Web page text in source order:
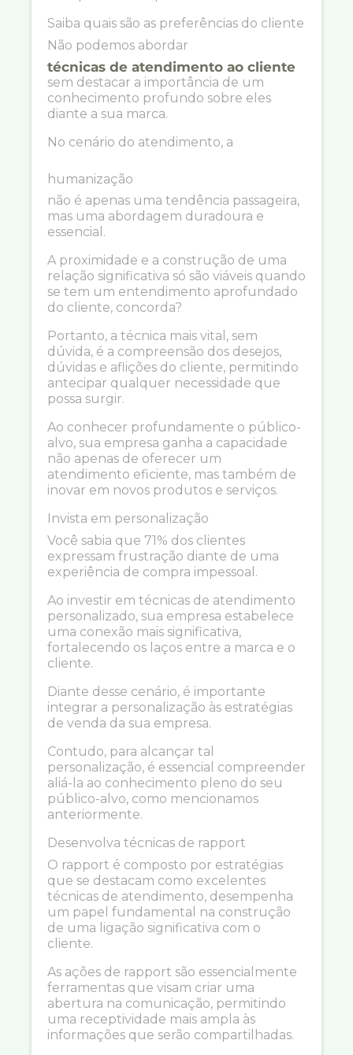
Saiba quais são as preferências do cliente
Não podemos abordar
técnicas de atendimento ao cliente
sem destacar a importância de um
conhecimento profundo sobre eles
diante a sua marca.
No cenário do atendimento, a
humanização
não é apenas uma tendência passageira,
mas uma abordagem duradoura e
essencial.
A proximidade e a construção de uma
relação significativa só são viáveis quando
se tem um entendimento aprofundado
do cliente, concorda?
Portanto, a técnica mais vital, sem
dúvida, é a compreensão dos desejos,
dúvidas e aflições do cliente, permitindo
antecipar qualquer necessidade que
possa surgir.
Ao conhecer profundamente o público-
alvo, sua empresa ganha a capacidade
não apenas de oferecer um
atendimento eficiente, mas também de
inovar em novos produtos e serviços.
Invista em personalização
Você sabia que 71% dos clientes
expressam frustração diante de uma
experiência de compra impessoal.
Ao investir em técnicas de atendimento
personalizado, sua empresa estabelece
uma conexão mais significativa,
fortalecendo os laços entre a marca e o
cliente.
Diante desse cenário, é importante
integrar a personalização às estratégias
de venda da sua empresa.
Contudo, para alcançar tal
personalização, é essencial compreender
aliá-la ao conhecimento pleno do seu
público-alvo, como mencionamos
anteriormente.
Desenvolva técnicas de rapport
O rapport é composto por estratégias
que se destacam como excelentes
técnicas de atendimento, desempenha
um papel fundamental na construção
de uma ligação significativa com o
cliente.
As ações de rapport são essencialmente
ferramentas que visam criar uma
abertura na comunicação, permitindo
uma receptividade mais ampla às
informações que serão compartilhadas.